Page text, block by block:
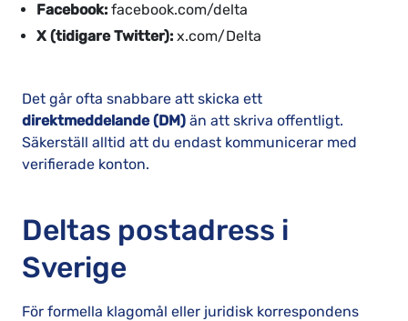
Facebook: facebook.com/delta
X (tidigare Twitter): x.com/Delta
Det går ofta snabbare att skicka ett
direktmeddelande (DM) än att skriva offentligt.
Säkerställ alltid att du endast kommunicerar med
verifierade konton.
Deltas postadress i
Sverige
För formella klagomål eller juridisk korrespondens